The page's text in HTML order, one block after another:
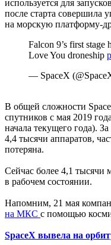
используется для
после старта совершила
на морскую платформу-
Falcon 9’s first stage
Love You droneship
— SpaceX
В общей сложности
спутников с мая 2019
начала текущего года).
4,4 тысячи аппаратов,
потеряна.
Сейчас более 4,1 тысячи
в рабочем состоянии.
Напомним, 21 мая
на МКС с помощью
SpaceX вывела на